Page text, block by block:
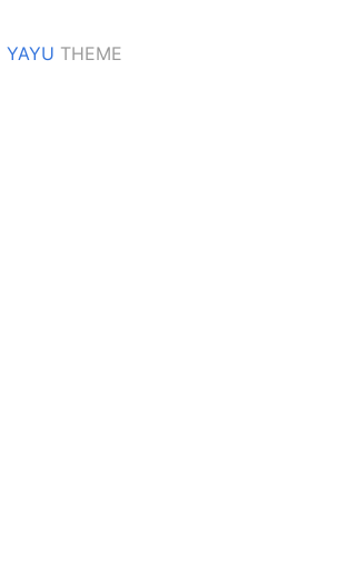
YAYU THEME